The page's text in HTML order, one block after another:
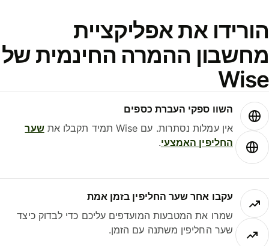
את אפליקציית
ההמרה החינמית של
השוו ספקי העברת כספים
אין עמלות נסתרות. עם Wise תמיד תקבלו את
שער
החליפין האמצעי.
עקבו אחר שער החליפין בזמן אמת
שמרו את המטבעות המועדפים עליכם כדי לבדוק כיצד
שער החליפין משתנה עם הזמן.